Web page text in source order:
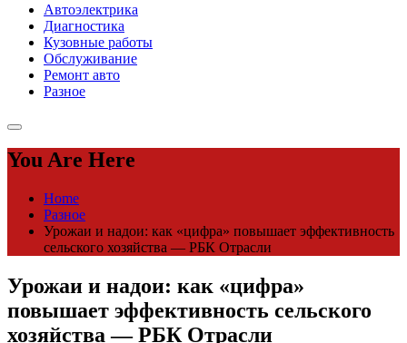
Автоэлектрика
Диагностика
Кузовные работы
Обслуживание
Ремонт авто
Разное
You Are Here
Home
Разное
Урожаи и надои: как «цифра» повышает эффективность
сельского хозяйства — РБК Отрасли
Урожаи и надои: как «цифра»
повышает эффективность сельского
хозяйства — РБК Отрасли